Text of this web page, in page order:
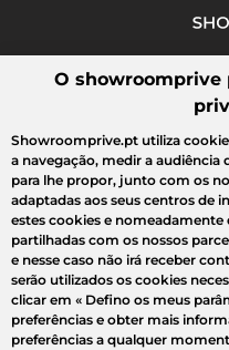
Pesquisar uma
Todas as vendas Moda
O showroomprive
Showroomprive.pt utiliza
a navegação, medir a audiência
para lhe propor, junto com os
adaptadas aos seus centros de
estes cookies e
partilhadas com os nossos
e nesse caso não irá receber
serão utilizados os cookies
clicar em « Defino os meus
preferências e obter mais
preferências a qualquer